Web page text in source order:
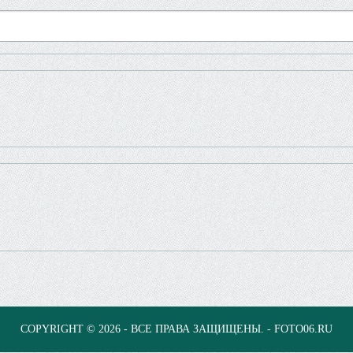
COPYRIGHT © 2026 - ВСЕ ПРАВА ЗАЩИЩЕНЫ. - FOTO06.RU